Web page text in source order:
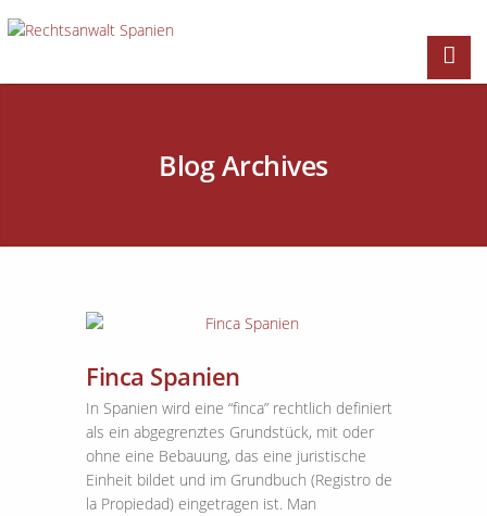
Blog Archives
Finca Spanien
In Spanien wird eine “finca” rechtlich definiert
als ein abgegrenztes Grundstück, mit oder
ohne eine Bebauung, das eine juristische
Einheit bildet und im Grundbuch (Registro de
la Propiedad) eingetragen ist. Man